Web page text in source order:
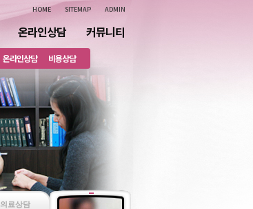
온라인상담 커뮤니티
온라인상담 비용상담
HOME SITEMAP ADMIN
의료상담